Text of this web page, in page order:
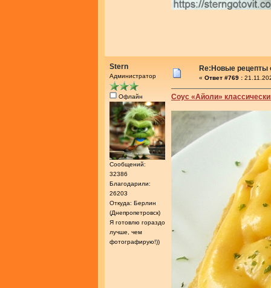
Stern
Администратор
Офлайн
Сообщений:
32386
Благодарили:
26203
Откуда: Берлин
(Днепропетровск)
Я готовлю гораздо
лучше, чем
фотографирую!))
Re:Новые рецепты
« Ответ #769 :
Соус «Айоли»